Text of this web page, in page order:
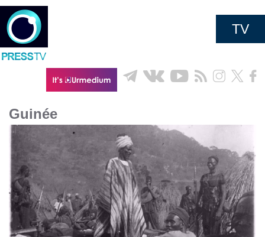
TV
Guinée